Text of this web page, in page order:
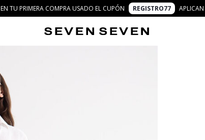
EN TU PRIMERA COMPRA USADO EL CUPÓN REGISTRO77 APLICAN